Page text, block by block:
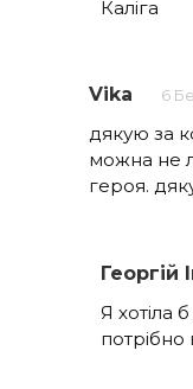
Каліга
Vika 6
дякую за
можна не
героя.
Георгій
Я хотіла
потрібно